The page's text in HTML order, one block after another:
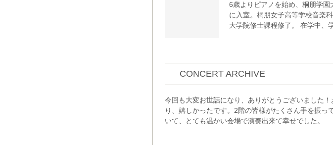
大学卒業後はヴァイオリン、ヴ
指導を行うなど幅広く活動して
要員。
これまでにヴァイオリンを山室
6歳よりピアノを始め、桐朋学
に入室。桐朋女子高等学校音楽
大学院修士課程修了。 在学中、
オリヴィエ・ギャルドンの各氏
第58回鎌倉小・中・高学生音楽
ちば音楽コンクール第22回E部
門)第1位。
第21回やちよ音楽コンクール入
第34回JPTAピアノオーディショ
CONCERT ARCHIVE
今回も大変お世話になり、ありがとうございました
り、嬉しかったです。2階の皆様がたくさん手を振
いて、とても温かい会場で演奏出来て幸せでした。